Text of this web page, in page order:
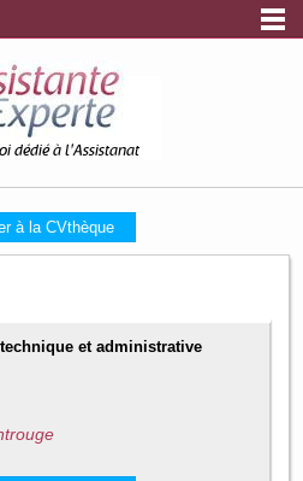
dédié à l'Assistanat
à la CVthèque
et administrative